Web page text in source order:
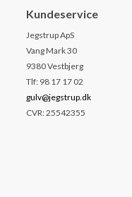
Kundeservice
Jegstrup ApS
Vang Mark 30
9380 Vestbjerg
Tlf: 98 17 17 02
gulv@jegstrup.dk
CVR: 25542355